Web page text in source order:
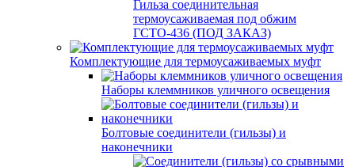
Гильза соединительная
термоусаживаемая под обжим
ГСТО-436 (ПОД ЗАКАЗ)
Комплектующие для термоусаживаемых муфт
Наборы клеммников уличного освещения
Болтовые соединители (гильзы) и
наконечники